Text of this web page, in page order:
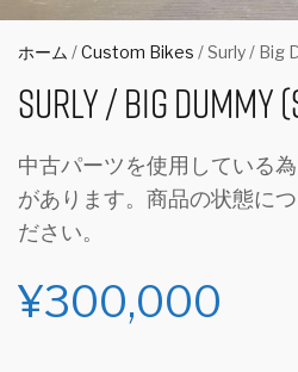
ホーム /Custom Bikes / Surly / Big
Surly / Big Dummy
中古パーツを使用している
があります。商品の状態に
ださい。
¥300,000